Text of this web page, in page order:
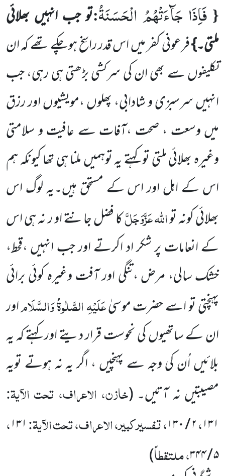
{ فَاِذَا جَآءَتْهُمُ الْحَسَنَةُ:تو جب انہیں بھلائی
ملتی۔}فرعونی کفر میں اس قدر راسِخ ہوچکے تھے کہ ان
تکلیفوں سے بھیان کی سرکشی بڑھتی ہی رہی، جب
انہیں سرسبزی و شادابی، پھلوں ،مویشیوں اور رزق
میں وسعت ، صحت ،آفات سے عافیتو سلامتی
وغیرہ بھلائی ملتی تو کہتے یہ توہمیں ملنا ہی تھا کیونکہ ہم
اس کے اہل اور اس کے مستحق ہیں۔یہ لوگ اس
بھلائی کونہ تواللہعَزَّوَجَلَّکا فضل جانتے او ر نہ ہی اس
کے انعامات پر شکر اد اکرتے اور جب انہیں ،قحط،
خشک سالی، مرض ،تنگی اور آفت وغیرہ کوئی برائی
پہنچتی تو اسے حضرت موسیٰعَلَیْہِ الصَّلٰوۃُ وَالسَّلَاماور
ان کے ساتھیوں کی نحوست قرار دیتے اور کہتے کہ یہ
بلائیں اُن کی وجہ سے پہنچیں ، اگر یہ نہ ہوتے تویہ
مصیبتیں نہ آتیں۔ (خازن، الاعراف، تحت الآیۃ:
۱۳۱،۲/۱۳۰، تفسیر کبیر، الاعراف، تحت الآیۃ:۱۳۱،
۵/۳۴۴، ملتقطاً)